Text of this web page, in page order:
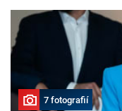
7 fotografií